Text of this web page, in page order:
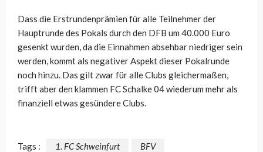
Dass die Erstrundenprämien für alle Teilnehmer der
Hauptrunde des Pokals durch den DFB um 40.000 Euro
gesenkt wurden, da die Einnahmen absehbar niedriger sein
werden, kommt als negativer Aspekt dieser Pokalrunde
noch hinzu. Das gilt zwar für alle Clubs gleichermaßen,
trifft aber den klammen FC Schalke 04 wiederum mehr als
finanziell etwas gesündere Clubs.
Tags : 1. FC Schweinfurt
BFV